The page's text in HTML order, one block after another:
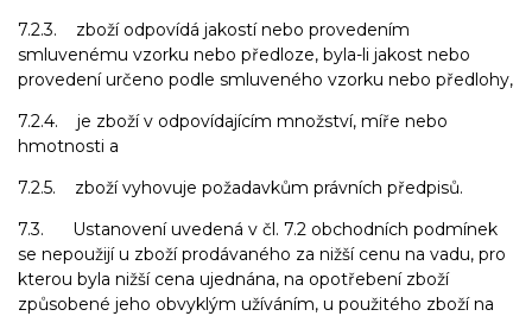
7.2.3. zboží odpovídá jakostí nebo provedením
smluvenému vzorku nebo předloze, byla-li jakost nebo
provedení určeno podle smluveného vzorku nebo předlohy,
7.2.4. je zboží v odpovídajícím množství, míře nebo
hmotnosti a
7.2.5. zboží vyhovuje požadavkům právních předpisů.
7.3. Ustanovení uvedená v čl. 7.2 obchodních podmínek
se nepoužijí u zboží prodávaného za nižší cenu na vadu, pro
kterou byla nižší cena ujednána, na opotřebení zboží
způsobené jeho obvyklým užíváním, u použitého zboží na